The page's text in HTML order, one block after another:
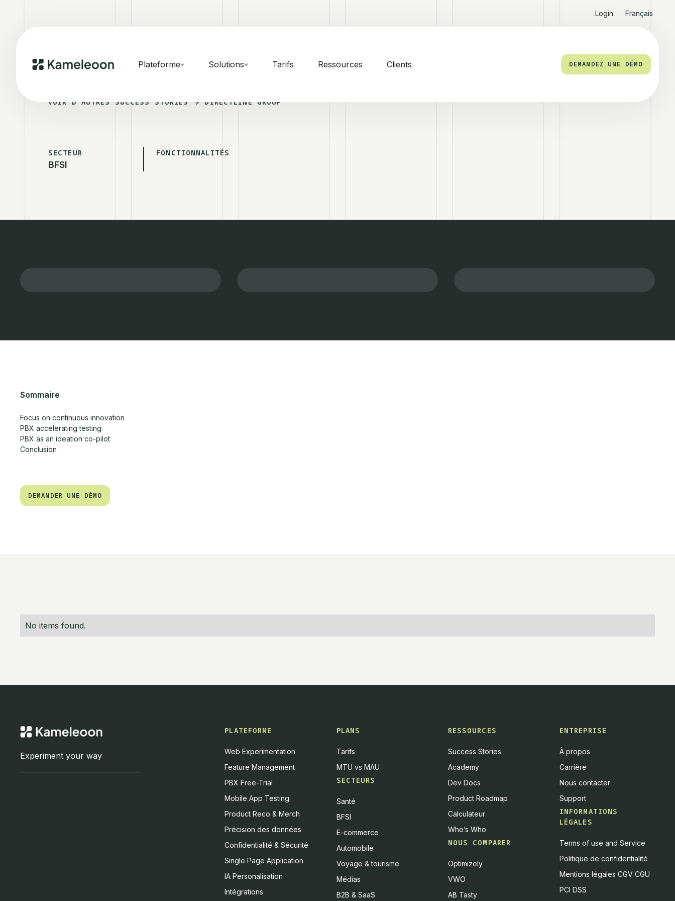
Login Français
Plateforme Solutions Tarifs Ressources Clients DEMANDEZ UNE DÉMO
VOIR D'AUTRES SUCCESS STORIES DIRECTLINE GROUP
SECTEUR
BFSI
FONCTIONNALITÉS
Sommaire
Focus on continuous innovation
PBX accelerating testing
PBX as an ideation co-pilot
Conclusion
DEMANDER UNE DÉMO
No items found.
Experiment your way
PLATEFORME
Web Experimentation
Feature Management
PBX Free-Trial
Mobile App Testing
Product Reco & Merch
Précision des données
Confidentialité & Sécurité
Single Page Application
IA Personalisation
Intégrations
PLANS
Tarifs
MTU vs MAU
SECTEURS
Santé
BFSI
E-commerce
Automobile
Voyage & tourisme
Médias
B2B & SaaS
RESSOURCES
Success Stories
Academy
Dev Docs
Product Roadmap
Calculateur
Who’s Who
NOUS COMPARER
Optimizely
VWO
AB Tasty
ENTREPRISE
À propos
Carrière
Nous contacter
Support
INFORMATIONS
LÉGALES
Terms of use and Service
Politique de confidentialité
Mentions légales CGV CGU
PCI DSS